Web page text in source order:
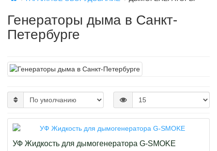
Генераторы дыма в Санкт-
Петербурге
УФ Жидкость для дымогенератора G-SMOKE